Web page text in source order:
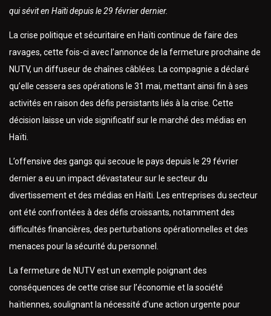
qui sévit en Haïti depuis le 29 février dernier.
La crise politique et sécuritaire en Haïti continue de faire des
ravages, cette fois-ci avec l’annonce de la fermeture prochaine de
NUTV, un diffuseur de chaînes câblées. La compagnie a déclaré
qu’elle cessera ses opérations le 31 mai, mettant ainsi fin à ses
activités en raison des défis persistants liés à la crise. Cette
décision laisse un vide significatif sur le marché des médias en
Haïti.
L’offensive des gangs qui secoue le pays depuis le 29 février
dernier a eu un impact dévastateur sur le secteur du
divertissement et des médias en Haïti. Les entreprises du secteur
ont été confrontées à des défis croissants, notamment des
difficultés financières, des perturbations opérationnelles et des
menaces pour la sécurité du personnel.
La fermeture de NUTV est un exemple poignant des
conséquences de cette crise sur l’économie et la société
haïtiennes, soulignant la nécessité d’une action urgente pour